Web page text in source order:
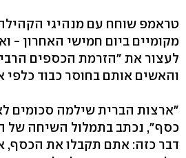
טראמפ שוחח עם מנהיגי הקהילה
מקומיים ביום חמישי האחרון -
לעצור את "הזרמת הכספים
והאשים אותם בחוסר כבוד כלפי
"ארצות הברית שילמה סכומים
כסף", נכתב בתמלול השיחה של
דבר כזה: אתם תקבלו את הכסף,